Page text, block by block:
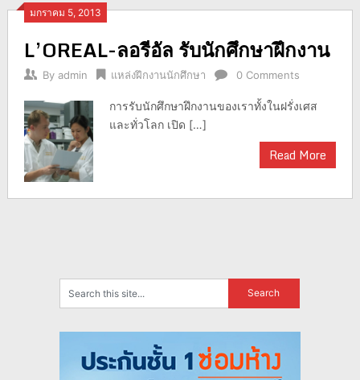
มกราคม 5, 2013
L’OREAL-ลอรีอัล รับนักศึกษาฝึกงาน
By admin แหล่งฝึกงานนักศึกษา 0 Comments
การรับนักศึกษาฝึกงานของเราทั้งในฝรั่งเศส
และทั่วโลก เปิด […]
Read More